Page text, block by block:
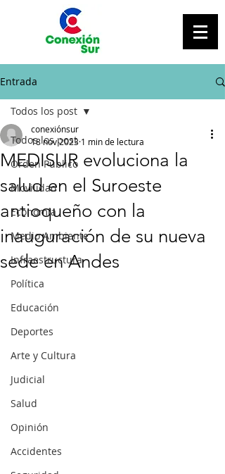
Entrada
Todos los post
Orden Público
Movilidad
Economía
Medio Ambiente
Infraestructura
Política
Educación
Deportes
Arte y Cultura
Judicial
Salud
Opinión
Accidentes
Todos los post
MEDISUR evoluciona la
salud en el Suroeste
antioqueño con la
inauguración de su nueva
sede en Andes
conexiónsur
18 nov 2023 1 min de lectura